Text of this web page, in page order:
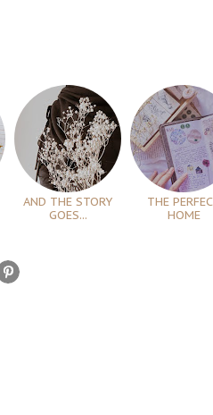
AND THE STORY
GOES...
THE
HOME